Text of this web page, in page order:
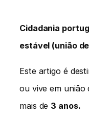
Cidadania
estável (união
Este artigo é
ou vive em
mais de 3 anos.